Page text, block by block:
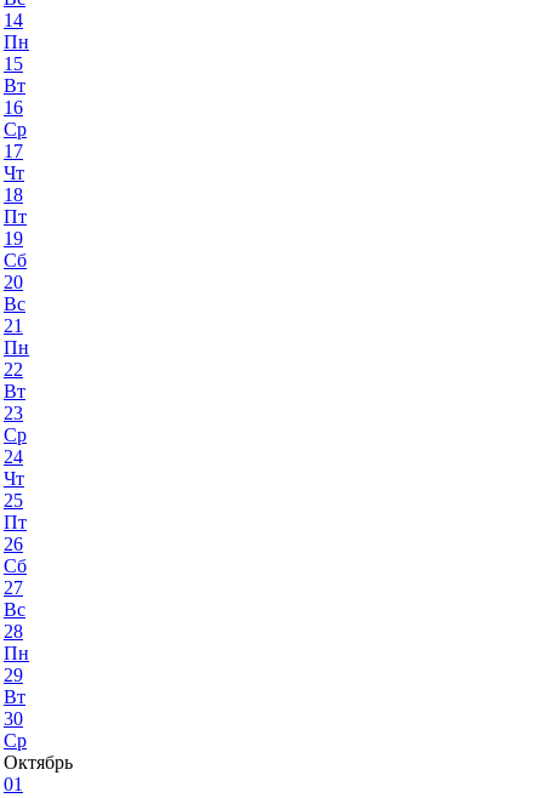
14
Пн
15
Вт
16
Ср
17
Чт
18
Пт
19
Сб
20
Вс
21
Пн
22
Вт
23
Ср
24
Чт
25
Пт
26
Сб
27
Вс
28
Пн
29
Вт
30
Ср
Октябрь
01